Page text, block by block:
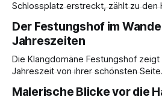
Schlossplatz erstreckt, zählt zu den
vor allem an wärmeren Tagen von
Leben. Hier ein paar Ideen, um Zeit
verbringen: * auf einem großzügig
Der Festungshof im
Jahreszeiten
Die Klangdomäne Festungshof
Jahreszeit von ihrer schönsten Seite.
Malerische Blicke vor die